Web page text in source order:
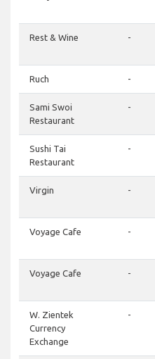
Rest & Wine -
Ruch -
Sami Swoi
Restaurant
-
Sushi Tai
Restaurant
-
Virgin -
Voyage Cafe -
Voyage Cafe -
W. Zientek
Currency
Exchange
-